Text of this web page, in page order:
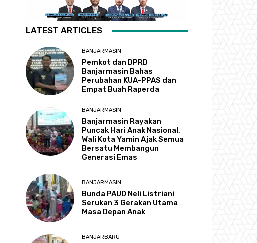
LATEST ARTICLES
BANJARMASIN
Pemkot dan DPRD
Banjarmasin Bahas
Perubahan KUA-PPAS dan
Empat Buah Raperda
BANJARMASIN
Banjarmasin Rayakan
Puncak Hari Anak Nasional,
Wali Kota Yamin Ajak Semua
Bersatu Membangun
Generasi Emas
BANJARMASIN
Bunda PAUD Neli Listriani
Serukan 3 Gerakan Utama
Masa Depan Anak
BANJARBARU